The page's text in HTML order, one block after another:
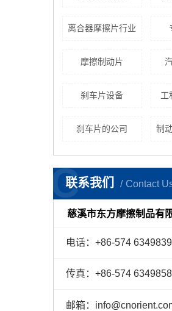
离合器摩擦片行业
摩擦制动片
刹车片设备 工
刹车片的公司 制
联系我们 Contact
C
慈溪市东方摩擦制品有
电话：+86-574
传真：+86-574
邮箱：